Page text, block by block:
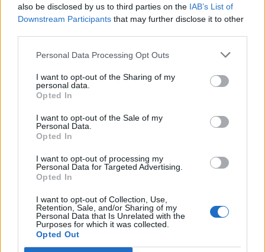
also be disclosed by us to third parties on the IAB’s List of
Downstream Participants that may further disclose it to other
Personal Data Processing Opt Outs
I want to opt-out of the Sharing of my
personal data.
Opted In
I want to opt-out of the Sale of my
Personal Data.
Opted In
I want to opt-out of processing my
Personal Data for Targeted Advertising.
Opted In
I want to opt-out of Collection, Use,
Retention, Sale, and/or Sharing of my
Personal Data that Is Unrelated with the
Purposes for which it was collected.
Opted Out